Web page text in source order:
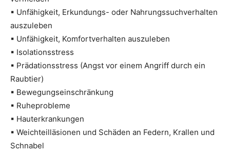
▪ Unfähigkeit, Erkundungs- oder Nahrungssuchverhalten
auszuleben
▪ Unfähigkeit, Komfortverhalten auszuleben
▪ Isolationsstress
▪ Prädationsstress (Angst vor einem Angriff durch ein
Raubtier)
▪ Bewegungseinschränkung
▪ Ruheprobleme
▪ Hauterkrankungen
▪ Weichteilläsionen und Schäden an Federn, Krallen und
Schnabel